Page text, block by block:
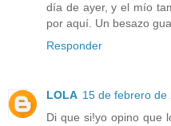
día de ayer, y el mío
por aquí. Un besazo
Responder
LOLA 15 de febrero de
Di que si!yo opino que